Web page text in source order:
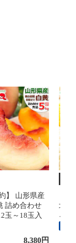
】 山形県産
詰め合わせ
玉～18玉入
蔵) 北の桃源
はくとう お
8,380円
北海
ろこ